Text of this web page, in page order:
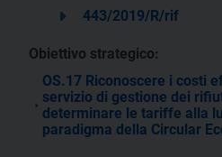
443/2019/R/rif
Obiettivo strategico:
OS.17 Riconoscere i costi
servizio di gestione dei
determinare le tariffe alla
paradigma della Circular